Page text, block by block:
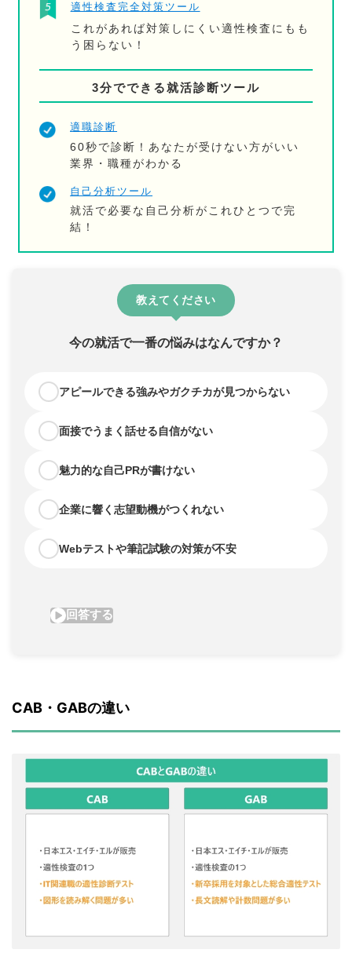
適性検査完全対策ツール
これがあれば対策しにくい適性検査にもも
う困らない！
3分でできる就活診断ツール
適職診断
60秒で診断！あなたが受けない方がいい
業界・職種がわかる
自己分析ツール
就活で必要な自己分析がこれひとつで完
結！
CAB・GABの違い